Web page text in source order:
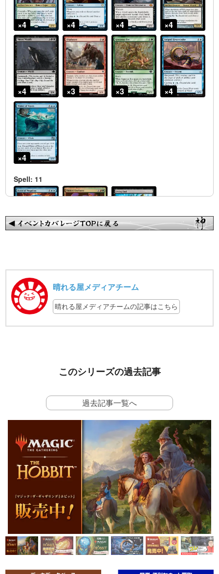
晴れる屋メディアチーム
晴れる屋メディアチームの記事はこちら
このシリーズの過去記事
過去記事一覧へ